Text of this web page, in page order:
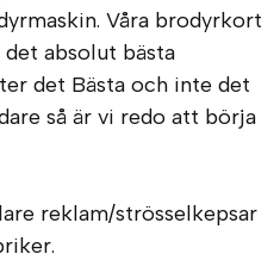
Våra brodyrkort
absolut bästa
det Bästa och inte det
så är vi redo att börja
reklam/strösselkepsar